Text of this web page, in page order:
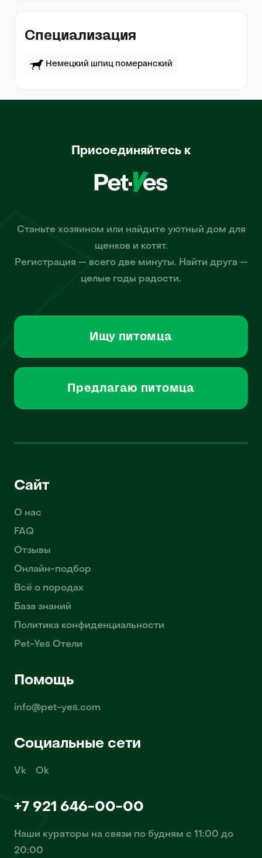
Специализация
Немецкий шпиц померанский
Присоединяйтесь к
Станьте хозяином или найдите уютный дом для
щенков и котят.
Регистрация — всего две минуты. Найти друга —
целые годы радости.
Ищу питомца
Предлагаю питомца
Сайт
О нас
FAQ
Отзывы
Онлайн-подбор
Всё о породах
База знаний
Политика конфиденциальности
Pet-Yes Отели
Помощь
info@pet-yes.com
Социальные сети
Vk Ok
+7 921 646-00-00
Наши кураторы на связи по будням с 11:00 до
20:00